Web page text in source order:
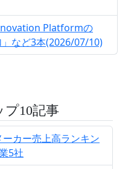
Platformの
など3本(2026/07/10)
プ10記事
カー売上高ランキン
5社